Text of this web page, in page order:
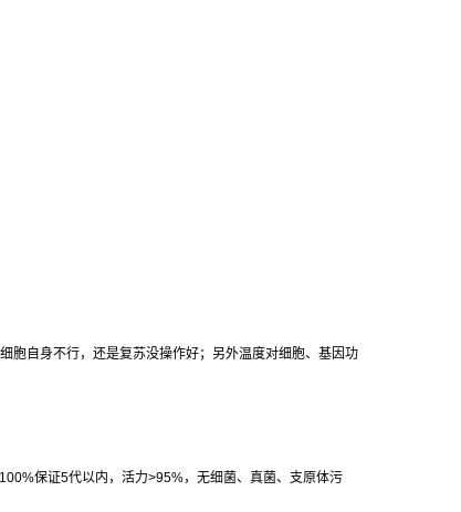
胞自身不行，还是复苏没操作好；另外温度对细胞、基因功
100%保证5代以内，活力>95%，无细菌、真菌、支原体污